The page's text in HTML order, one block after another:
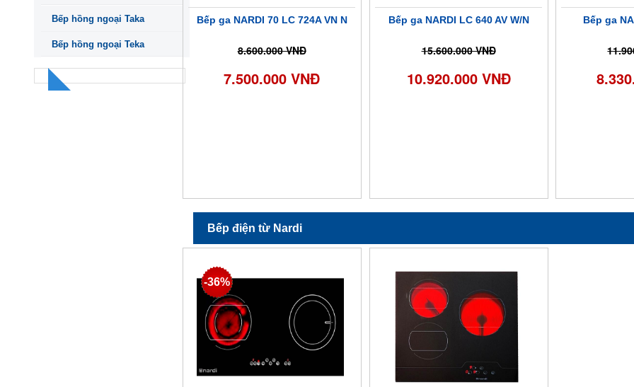
Bếp hồng ngoại Taka
Bếp hồng ngoại Teka
Bếp ga NARDI 70 LC 724A VN N
8.600.000 VNĐ
7.500.000 VNĐ
Bếp ga NARDI LC 640 AV W/N
15.600.000 VNĐ
10.920.000 VNĐ
Bếp ga
Bếp điện từ Nardi
-36%